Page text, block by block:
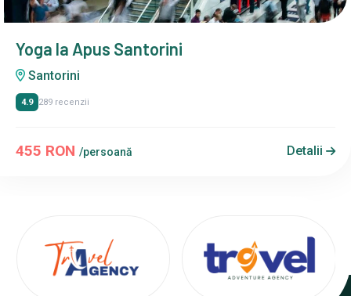
Yoga la Apus Santorini
Santorini
4.9 289 recenzii
455 RON /persoană Detalii